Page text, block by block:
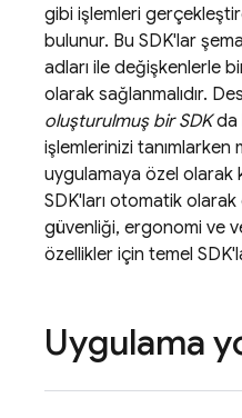
gibi işlemleri
bulunur. Bu SDK'lar
adları ile değişkenlerle
olarak sağlanmalıdır.
oluşturulmuş bir SDKda
işlemlerinizi tanımlarken
uygulamaya özel olarak
SDK'ları otomatik
güvenliği, ergonomi ve
özellikler için temel
Uygulama